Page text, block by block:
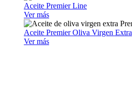
Aceite Premier Line
Ver más
Aceite Premier Oliva Virgen Extra
Ver más